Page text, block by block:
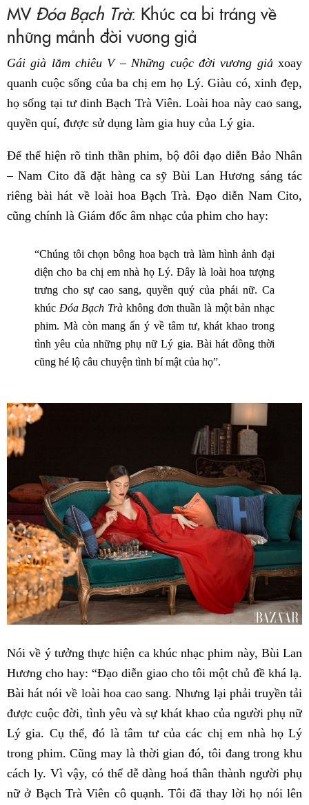
MV Đóa Bạch Trà: Khúc ca bi tráng về
những mảnh đời vương giả
Gái già lắm chiêu V – Những cuộc đời vương giảxoay
quanh cuộc sống của ba chị em họ Lý. Giàu có, xinh đẹp,
họ sống tại tư dinh Bạch Trà Viên. Loài hoa này cao sang,
quyền quí, được sử dụng làm gia huy của Lý gia.
Để thể hiện rõ tinh thần phim, bộ đôi đạo diễn Bảo Nhân
– Nam Cito đã đặt hàng ca sỹ Bùi Lan Hương sáng tác
riêng bài hát về loài hoa Bạch Trà. Đạo diễn Nam Cito,
cũng chính là Giám đốc âm nhạc của phim cho hay:
“Chúng tôi chọn bông hoa bạch trà làm hình ảnh đại
diện cho ba chị em nhà họ Lý. Đây là loài hoa tượng
trưng cho sự cao sang, quyền quý của phái nữ. Ca
khúc Đóa Bạch Trà không đơn thuần là một bản nhạc
phim. Mà còn mang ẩn ý về tâm tư, khát khao trong
tình yêu của những phụ nữ Lý gia. Bài hát đồng thời
cũng hé lộ câu chuyện tình bí mật của họ”.
Nói về ý tưởng thực hiện ca khúc nhạc phim này, Bùi Lan
Hương cho hay: “Đạo diễn giao cho tôi một chủ đề khá lạ.
Bài hát nói về loài hoa cao sang. Nhưng lại phải truyền tải
được cuộc đời, tình yêu và sự khát khao của người phụ nữ
Lý gia. Cụ thể, đó là tâm tư của các chị em nhà họ Lý
trong phim. Cũng may là thời gian đó, tôi đang trong khu
cách ly. Vì vậy, có thể dễ dàng hoá thân thành người phụ
nữ ở Bạch Trà Viên cô quạnh. Tôi đã thay lời họ nói lên